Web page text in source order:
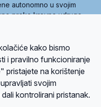
autonomno u svojim
preko krovne udruge
je sedam članica, među
KontaktPravila privatnosti
kako bismo
i pravilno funkcioniranje
pristajete na korištenje
svojim
kontrolirani pristanak.